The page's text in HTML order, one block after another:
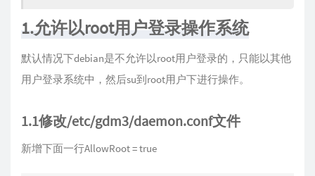
1.允许以root用户登录操作系统
默认情况下debian是不允许以root用户登录的，只能以其他
用户登录系统中，然后su到root用户下进行操作。
1.1修改/etc/gdm3/daemon.conf文件
新增下面一行AllowRoot = true